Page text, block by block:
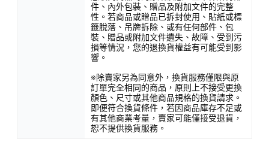
件、內外包裝、贈品及附加文件的完整
性。若商品或贈品已拆封使用、貼紙或標
籤脫落、吊牌拆除、或有任何部件、包
裝、贈品或附加文件遺失、故障、受到污
損等情況，您的退換貨權益有可能受到影
響。
※除賣家另為同意外，換貨服務僅限與原
訂單完全相同的商品，原則上不接受更換
顏色、尺寸或其他商品規格的換貨請求。
即便符合換貨條件，若因商品庫存不足或
有其他商業考量，賣家可能僅接受退貨，
恕不提供換貨服務。